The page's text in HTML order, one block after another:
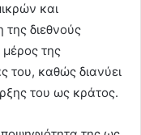
και
της διεθνούς
της
του, καθώς διανύει
του ως κράτος.